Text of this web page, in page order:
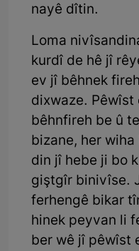
nayê dîtin.
Loma
kurdî de hê jî
ev jî bêhnek
dixwaze.
bêhnfireh be û
bizane, her
din jî hebe ji bo
giştgîr binivîse.
ferhengê bikar
hinek peyvan li
ber wê jî pêwîst